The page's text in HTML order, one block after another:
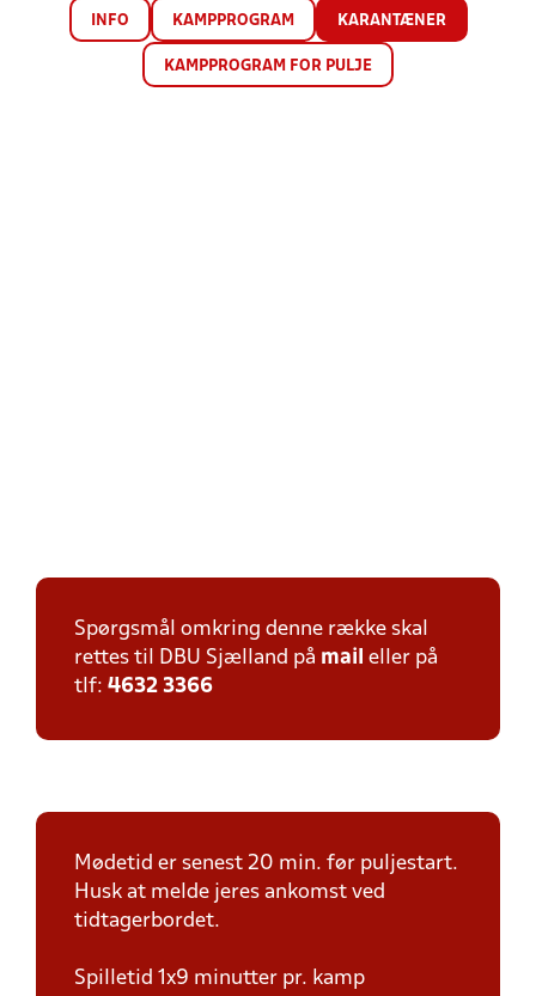
INFO KAMPPROGRAM KARANTÆNER
KAMPPROGRAM FOR PULJE
Spørgsmål omkring denne række skal
rettes til DBU Sjælland på mail eller på
tlf: 4632 3366
Mødetid er senest 20 min. før puljestart.
Husk at melde jeres ankomst ved
tidtagerbordet.
Spilletid 1x9 minutter pr. kamp